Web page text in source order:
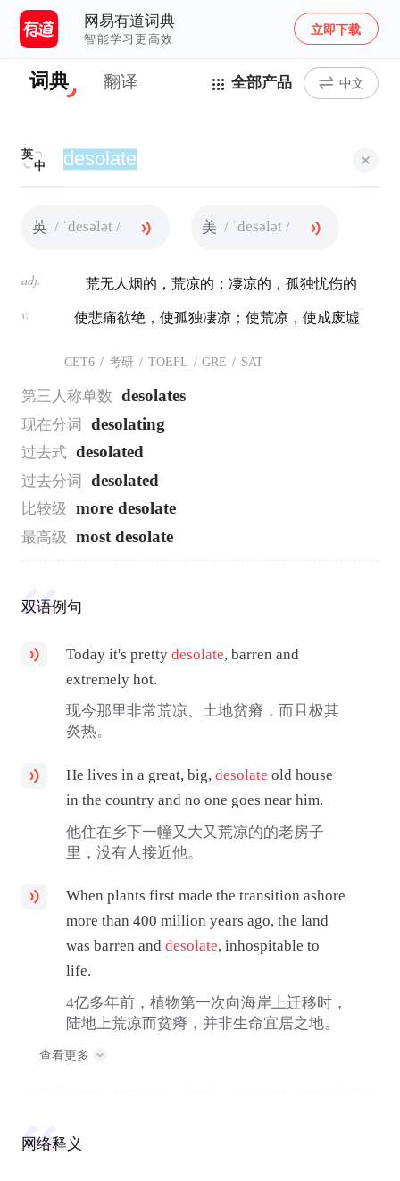
网易有道词典
智能学习更高效
立即下载
词典 翻译 全部产品 中文
英
中
英 / ˈdesələt / 美 / ˈdesələt /
adj. 荒无人烟的，荒凉的；凄凉的，孤独忧伤的
v. 使悲痛欲绝，使孤独凄凉；使荒凉，使成废墟
CET6 / 考研 / TOEFL / GRE / SAT
第三人称单数 desolates
现在分词 desolating
过去式 desolated
过去分词 desolated
比较级 more desolate
最高级 most desolate
双语例句
Today it's prettydesolate, barren and
extremely hot.
现今那里非常荒凉、土地贫瘠，而且极其
炎热。
He lives in a great, big,desolate old house
in the country and no one goes near him.
他住在乡下一幢又大又荒凉的的老房子
里，没有人接近他。
When plants first made the transition ashore
more than 400 million years ago, the land
was barren anddesolate, inhospitable to
life.
4亿多年前，植物第一次向海岸上迁移时，
陆地上荒凉而贫瘠，并非生命宜居之地。
查看更多
网络释义